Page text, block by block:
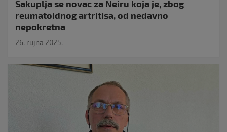
Sakuplja se novac za Neiru koja je, zbog
reumatoidnog artritisa, od nedavno
nepokretna
26. rujna 2025.